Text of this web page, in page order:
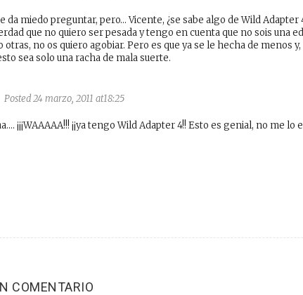
da miedo preguntar, pero… Vicente, ¿se sabe algo de Wild Adapter
que no quiero ser pesada y tengo en cuenta que no sois una
otras, no os quiero agobiar. Pero es que ya se le hecha de menos
sea solo una racha de mala suerte.
Posted 24 marzo, 2011 at18:25
¡¡¡WAAAAA!!! ¡¡ya tengo Wild Adapter 4!! Esto es genial, no me lo
COMENTARIO